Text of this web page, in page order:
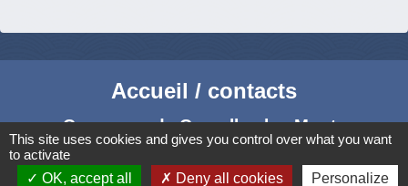
Accueil / contacts
Commune de Corcelles-les-Monts
15, rue Eiffel
21160 Corcelles-les-Monts - FRANCE
This site uses cookies and gives you control over what you want
to activate
OK, accept all
Deny all cookies Personalize